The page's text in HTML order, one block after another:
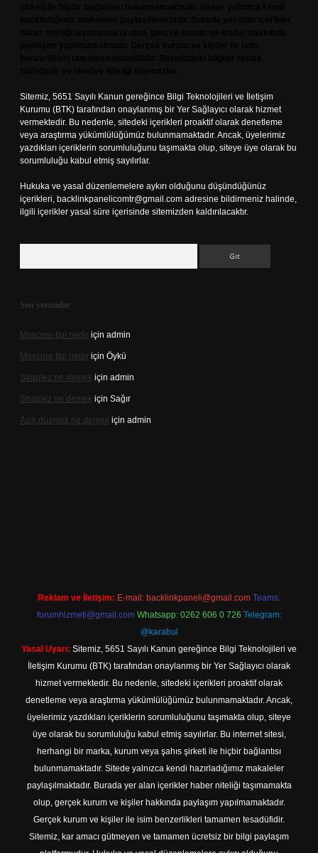
Sitemiz, 5651 Sayılı Kanun gereğince Bilgi Teknolojileri ve İletişim
Kurumu (BTK) tarafından onaylanmış bir Yer Sağlayıcı olarak hizmet
vermektedir. Bu nedenle, sitedeki içerikleri proaktif olarak denetleme
veya araştırma yükümlülüğümüz bulunmamaktadır. Ancak, üyelerimiz
yazdıkları içeriklerin sorumluluğunu taşımakta olup, siteye üye olarak bu
sorumluluğu kabul etmiş sayılırlar.
Hukuka ve yasal düzenlemelere aykırı olduğunu düşündüğünüz
içerikleri, backlinkpanelicomtr@gmail.com adresine bildirmeniz halinde,
ilgili içerikler yasal süre içerisinde sitemizden kaldırılacaktır.
Son yorumlar
Meşcere tipi nedir için admin
Meşcere tipi nedir için Öykü
Straplez ne demek için admin
Straplez ne demek için Sağır
Azık düzmek ne demek için admin
Reklam ve İletişim: E-mail: backlinkpaneli@gmail.com Teams:
forumhizmeti@gmail.com Whatsapp: 0262 606 0 726 Telegram:
@karabul
Yasal Uyarı: Sitemiz, 5651 Sayılı Kanun gereğince Bilgi Teknolojileri ve
İletişim Kurumu (BTK) tarafından onaylanmış bir Yer Sağlayıcı olarak
hizmet vermektedir. Bu nedenle, sitedeki içerikleri proaktif olarak
denetleme veya araştırma yükümlülüğümüz bulunmamaktadır. Ancak,
üyelerimiz yazdıkları içeriklerin sorumluluğunu taşımakta olup, siteye
üye olarak bu sorumluluğu kabul etmiş sayılırlar. Bu internet sitesi,
herhangi bir marka, kurum veya şahıs şirketi ile hiçbir bağlantısı
bulunmamaktadır. Sitede yalnızca kendi hazırladığımız makaleler
paylaşılmaktadır. Burada yer alan içerikler haber niteliği taşımamakta
olup, gerçek kurum ve kişiler hakkında paylaşım yapılmamaktadır.
Gerçek kurum ve kişiler ile isim benzerlikleri tamamen tesadüfidir.
Sitemiz, kar amacı gütmeyen ve tamamen ücretsiz bir bilgi paylaşım